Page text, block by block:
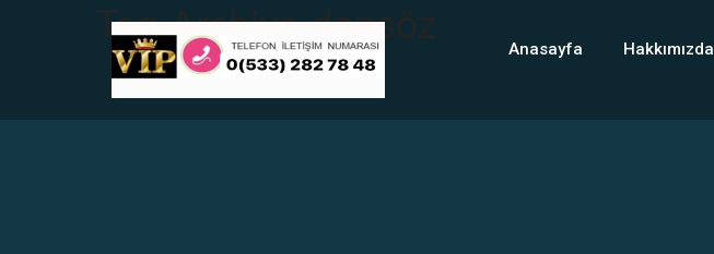
Anasayfa Hakkımızda
Tag Archivedansöz